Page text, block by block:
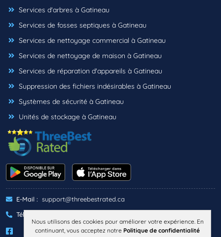
Services d'arbres à Gatineau
Services de fosses septiques à Gatineau
Services de nettoyage commercial à Gatineau
Services de nettoyage de maison à Gatineau
Services de réparation d'appareils à Gatineau
Suppression des fichiers indésirables à Gatineau
Systèmes de sécurité à Gatineau
Unités de stockage à Gatineau
E-Mail : support@threebestrated.ca
Téléphone :
Nous utilisons des cookies pour améliorer votre expérience. En
continuant, vous acceptez notre Politique de confidentialité